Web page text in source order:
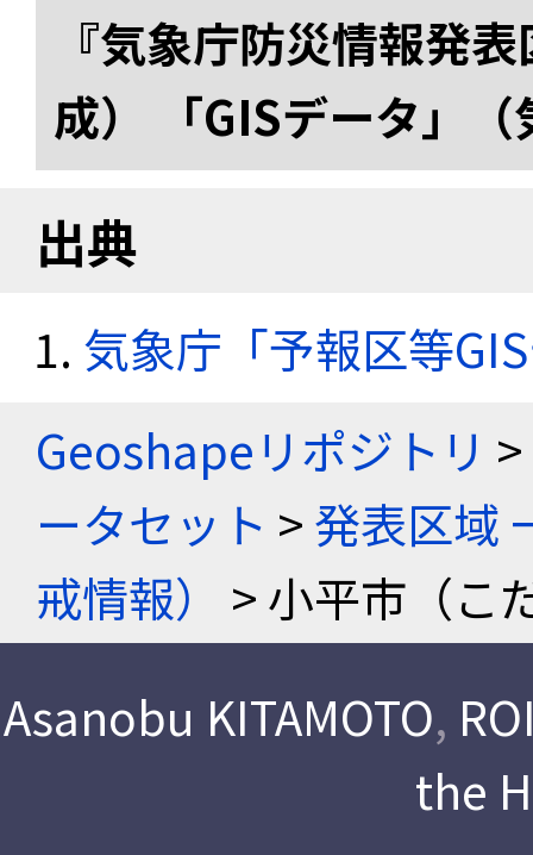
『気象庁防災情報発
成） 「GISデータ」
出典
気象庁「予報区等
Geoshapeリポジトリ >
ータセット >発表区域
戒情報）
> 小平市（こ
Asanobu KITAMOTO,
the